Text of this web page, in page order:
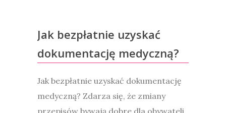
Jak bezpłatnie uzyskać
dokumentację medyczną?
Jak bezpłatnie uzyskać dokumentację
medyczną? Zdarza się, że zmiany
przepisów bywają dobre dla obywateli